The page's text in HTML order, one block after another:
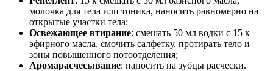
молочка для тела или тоника, наносить равномерно на
открытые участки тела;
Освежающее втирание: смешать 50 мл водки с 15 к
эфирного масла, смочить салфетку, протирать тело и
зоны повышенного потоотделения;
Аромарасчесывание: наносить на зубцы расчески.